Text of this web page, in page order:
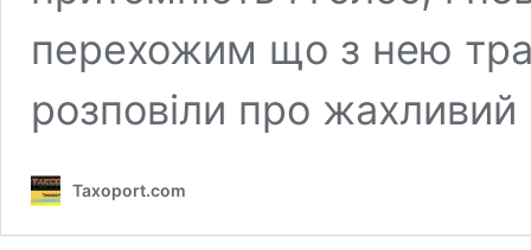
перехожим що з нею
розповіли про
Taxoport.com